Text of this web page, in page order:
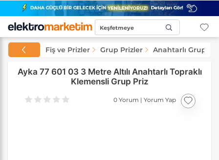
Keşfetmeye
Fiş ve Prizler Grup Prizler Anahtarlı Grup
Ayka 77 601 03 3 Metre Altılı Anahtarlı Topraklı
Klemensli Grup Priz
0 Yorum | Yorum Yap